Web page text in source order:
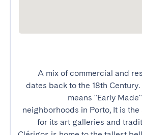
A mix of commercial and
dates back to the 18th
means "Early
neighborhoods in Porto, It is
for its art galleries and